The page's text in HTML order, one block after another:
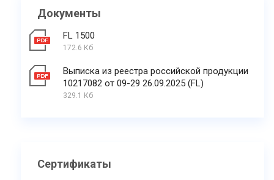
Документы
FL 1500
172.6 Кб
Выписка из реестра российской продукции
10217082 от 09-29 26.09.2025 (FL)
329.1 Кб
Сертификаты